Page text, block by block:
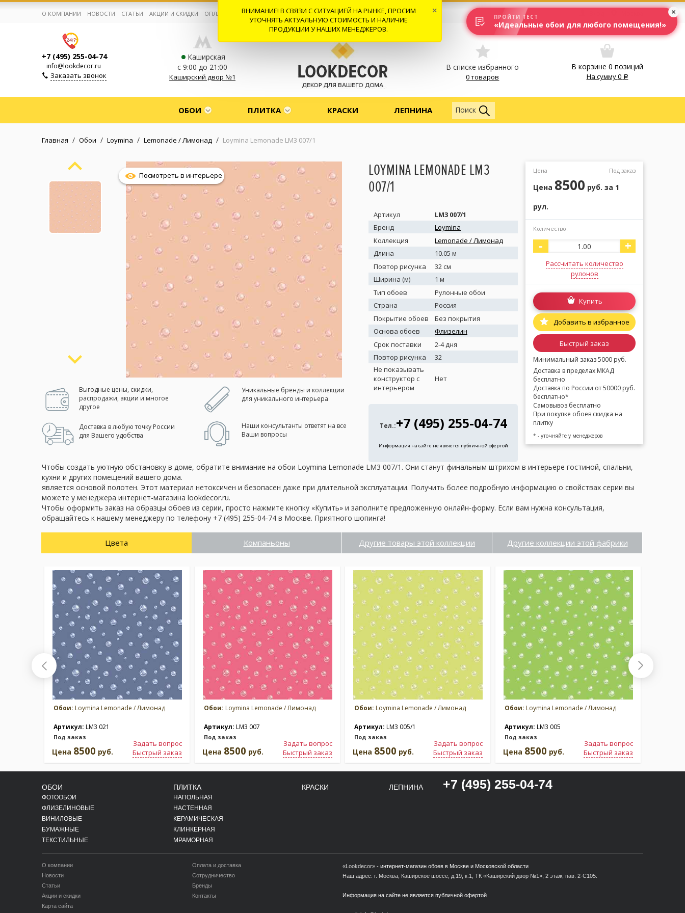
Корзина:0
Избранное:0 товаров
Каталог
Компания
Личный кабинет
Заказать обратный звонок
О КОМПАНИИ НОВОСТИ СТАТЬИ АКЦИИ И СКИДКИ ОПЛАТА И ДОСТАВКА СОТРУДНИЧЕСТВО КОНТАКТЫ ОТЗЫВЫ
+7 (495) 255-04-74
info@lookdecor.ru
Заказать звонок
Каширская
с 9:00 до 21:00
Каширский двор №1
В списке избранного
0 товаров
В корзине 0 позиций
На сумму0
ОБОИ ПЛИТКА КРАСКИ ЛЕПНИНА Обои
Поиск
Главная / Обои / Loymina / Lemonade / Лимонад / Loymina Lemonade LM3 007/1
Посмотреть в интерьере
Выгодные цены, скидки,
распродажи, акции и многое
другое
Уникальные бренды и коллекции
для уникального интерьера
Доставка в любую точку России
для Вашего удобства
Наши консультанты ответят на все
Ваши вопросы
LOYMINA LEMONADE LM3
007/1
Артикул
LM3 007/1
Бренд
Loymina
Коллекция
Lemonade / Лимонад
Длина
10.05 м
Повтор рисунка
32 см
Ширина (м)
1 м
Тип обоев
Рулонные обои
Страна
Россия
Покрытие обоев
Без покрытия
Основа обоев
Флизелин
Срок поставки
2-4 дня
Повтор рисунка
32
Не показывать
конструктор с
интерьером
Нет
Тел.:+7 (495) 255-04-74
Информация на сайте не является публичной офертой
Цена Под заказ
Цена 8500 руб. за 1
рул.
Количество:
- +
Рассчитать количество
рулонов
Купить
Добавить в избранное
Быстрый заказ
Минимальный заказ 5000 руб.
Доставка в пределах МКАД
бесплатно
Доставка по России от 50000 руб.
бесплатно*
Самовывоз бесплатно
При покупке обоев скидка на
плитку
* - уточняйте у менеджеров
Чтобы создать уютную обстановку в доме, обратите внимание на обои Loymina Lemonade LM3 007/1. Они станут финальным штрихом в интерьере гостиной, спальни,
кухни и других помещений вашего дома.
является основой полотен. Этот материал нетоксичен и безопасен даже при длительной эксплуатации. Получить более подробную информацию о свойствах серии вы
можете у менеджера интернет-магазина lookdecor.ru.
Чтобы оформить заказ на образцы обоев из серии, просто нажмите кнопку «Купить» и заполните предложенную онлайн-форму. Если вам нужна консультация,
обращайтесь к нашему менеджеру по телефону +7 (495) 255-04-74 в Москве. Приятного шопинга!
Цвета Компаньоны Другие товары этой коллекции Другие коллекции этой фабрики
Обои: Loymina Lemonade / Лимонад
Артикул: LM3 021
Под заказ
Задать вопрос
Быстрый заказ
Цена 8500 руб.
Обои: Loymina Lemonade / Лимонад
Артикул: LM3 007
Под заказ
Задать вопрос
Быстрый заказ
Цена 8500 руб.
Обои: Loymina Lemonade / Лимонад
Артикул: LM3 005/1
Под заказ
Задать вопрос
Быстрый заказ
Цена 8500 руб.
Обои: Loymina Lemonade / Лимонад
Артикул: LM3 005
Под заказ
Задать вопрос
Быстрый заказ
Цена 8500 руб.
ОБОИ
ФОТООБОИ
ФЛИЗЕЛИНОВЫЕ
ВИНИЛОВЫЕ
БУМАЖНЫЕ
ТЕКСТИЛЬНЫЕ
ПЛИТКА
НАПОЛЬНАЯ
НАСТЕННАЯ
КЕРАМИЧЕСКАЯ
КЛИНКЕРНАЯ
МРАМОРНАЯ
КРАСКИ ЛЕПНИНА +7 (495) 255-04-74
О компании
Новости
Статьи
Акции и скидки
Карта сайта
Оплата и доставка
Сотрудничество
Бренды
Контакты
«Lookdecor» - интернет-магазин обоев в Москве и Московской области
Наш адрес: г. Москва, Каширское шоссе, д.19, к.1, ТК «Каширский двор №1», 2 этаж, пав. 2-С105.
Информация на сайте не является публичной офертой
ВНИМАНИЕ! В СВЯЗИ С СИТУАЦИЕЙ НА РЫНКЕ, ПРОСИМ
УТОЧНЯТЬ АКТУАЛЬНУЮ СТОИМОСТЬ И НАЛИЧИЕ
ПРОДУКЦИИ У НАШИХ МЕНЕДЖЕРОВ.
×
ПРОЙТИ ТЕСТ
«Идеальные обои для любого помещения!»